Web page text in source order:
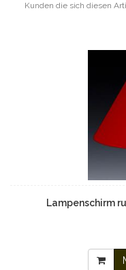
Kunden die sich diesen
Lampenschirm